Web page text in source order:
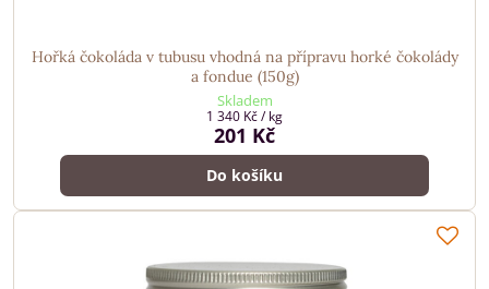
Hořká čokoláda v tubusu vhodná na přípravu horké čokolády
a fondue (150g)
Skladem
201 Kč
1 340 Kč/ kg
Do košíku